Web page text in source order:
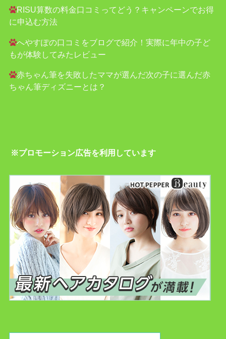
RISU算数の料金口コミってどう？キャンペーンでお得
に申込む方法
へやすぽの口コミをブログで紹介！実際に年中の子ど
もが体験してみたレビュー
赤ちゃん筆を失敗したママが選んだ次の子に選んだ赤
ちゃん筆ディズニーとは？
※プロモーション広告を利用しています